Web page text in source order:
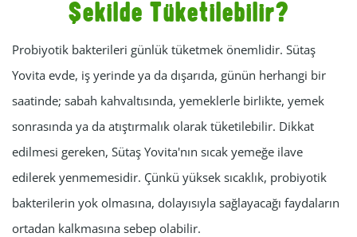
Şekilde Tüketilebilir?
Probiyotik bakterileri günlük tüketmek önemlidir. Sütaş
Yovita evde, iş yerinde ya da dışarıda, günün herhangi bir
saatinde; sabah kahvaltısında, yemeklerle birlikte, yemek
sonrasında ya da atıştırmalık olarak tüketilebilir. Dikkat
edilmesi gereken, Sütaş Yovita'nın sıcak yemeğe ilave
edilerek yenmemesidir. Çünkü yüksek sıcaklık, probiyotik
bakterilerin yok olmasına, dolayısıyla sağlayacağı faydaların
ortadan kalkmasına sebep olabilir.